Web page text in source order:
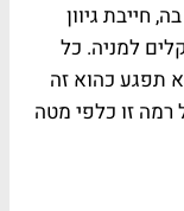
חייבת גיוון
מעל למחיר של 92.95 שקלים למניה. כל
תפגע כהוא זה
זו כלפי מטה